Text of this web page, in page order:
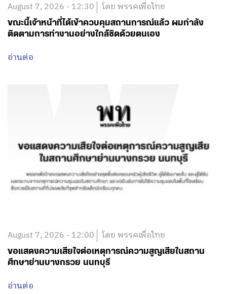
August 7, 2026 - 12:30 โดย พรรคเพื่อไทย
ขณะนี้เจ้าหน้าที่ได้เข้าควบคุมสถานการณ์แล้ว ผมกำลัง
ติดตามการทำงานอย่างใกล้ชิดด้วยตนเอง
อ่านต่อ
August 7, 2026 - 12:00 โดย พรรคเพื่อไทย
ขอแสดงความเสียใจต่อเหตุการณ์ความสูญเสียในสถาน
ศึกษาย่านบางกรวย นนทบุรี
อ่านต่อ